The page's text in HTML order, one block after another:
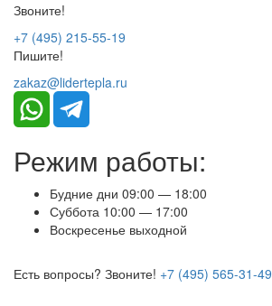
Звоните!
+7 (495) 215-55-19
Пишите!
zakaz@lidertepla.ru
Режим работы:
Будние дни 09:00 — 18:00
Суббота 10:00 — 17:00
Воскресенье выходной
Есть вопросы? Звоните! +7 (495) 565-31-49